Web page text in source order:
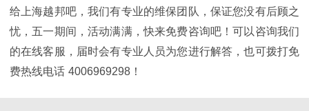
给上海越邦吧，我们有专业的维保团队，保证您没有后顾之
忧，五一期间，活动满满，快来免费咨询吧 ！可以咨询我们
的在线客服，届时会有专业人员为您进行解答，也可拨打免
费热线电话 4006969298！